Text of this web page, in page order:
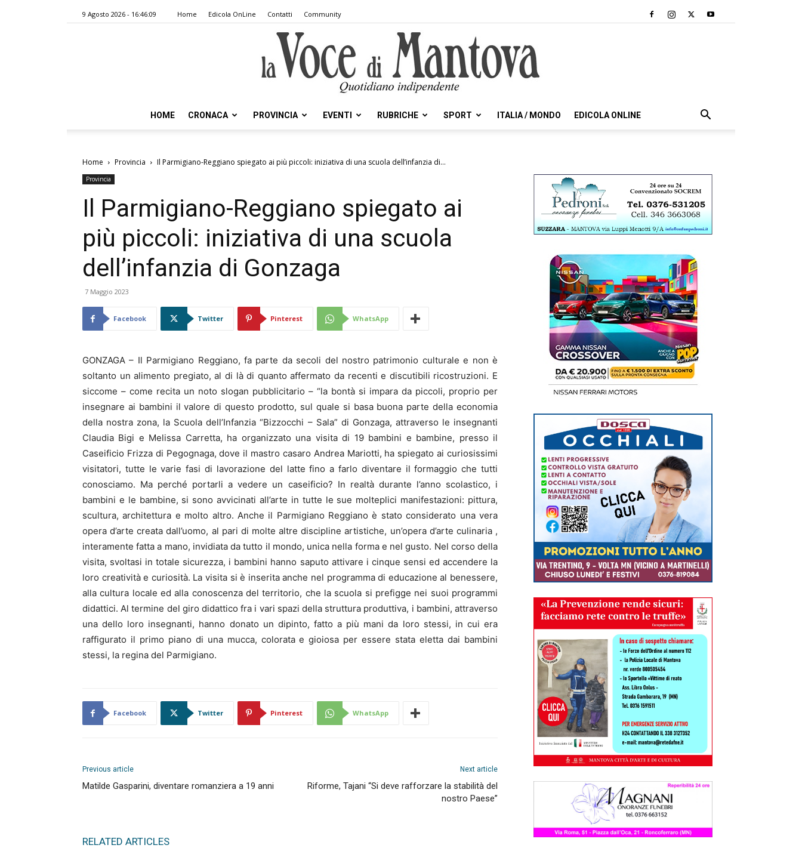
9 Agosto 2026 - 16:46:09 Home Edicola OnLine Contatti Community
Voce
Mantova
HOME CRONACA PROVINCIA EVENTI RUBRICHE SPORT ITALIA / MONDO EDICOLA ONLINE
Home Provincia Il Parmigiano-Reggiano spiegato ai più piccoli: iniziativa di una scuola dell’infanzia di...
Provincia
Il Parmigiano-Reggiano spiegato ai
più piccoli: iniziativa di una scuola
dell’infanzia di Gonzaga
7 Maggio 2023
Facebook Twitter Pinterest WhatsApp
GONZAGA – Il Parmigiano Reggiano, fa parte da secoli del nostro patrimonio culturale e non è
soltanto un alimento pregiato, al di là di quanto affermato da recenti e discutibili ricostruzioni. E
siccome – come recita un noto slogan pubblicitario – “la bontà si impara da piccoli, proprio per
insegnare ai bambini il valore di questo prodotto, sul quale si basa buona parte della economia
della nostra zona, la Scuola dell’Infanzia “Bizzocchi – Sala” di Gonzaga, attraverso le insegnanti
Claudia Bigi e Melissa Carretta, ha organizzato una visita di 19 bambini e bambine, presso il
Caseificio Frizza di Pegognaga, dove il mastro casaro Andrea Mariotti, ha spiegato ai curiosissimi
visitatori, tutte le varie fasi di lavorazione del latte fino a farlo diventare il formaggio che tutti
conosciamo. Ma perché portarli a vedere un caseificio? In realtà durante l’anno scolastico, i
bambini e le bambine, si sono avvicinati all’arte in tutte le sue molteplici manifestazioni: pittura,
scultura, architettura e molto altro. Anche il Parmigiano Reggiano è stato considerato una vera
opera d’arte creata dall’uomo, al pari di molte altre discipline artistiche, un’opera d’arte culinaria ,
interamente fatta a mano, invidiata da tutto il mondo, unica nella forma e nel gusto. Nel corso della
visita, svoltasi in totale sicurezza, i bambini hanno saputo attivare i cinque sensi ed accendere la
loro creatività e curiosità. La visita si è inserita anche nel programma di educazione al benessere,
alla cultura locale ed alla conoscenza del territorio, che la scuola si prefigge nei suoi programmi
didattici. Al termine del giro didattico fra i vari spazi della struttura produttiva, i bambini, attraverso
una dello loro insegnanti, hanno donato un dipinto, fatto a più mani da loro stessi, in cui era
raffigurato il primo piano di una mucca, colorata e gioiosa per essere stata eletta dai bambini
stessi, la regina del Parmigiano.
Facebook Twitter Pinterest WhatsApp
Previous article
Matilde Gasparini, diventare romanziera a 19 anni
Next article
Riforme, Tajani “Si deve rafforzare la stabilità del
nostro Paese”
RELATED ARTICLES